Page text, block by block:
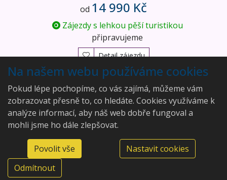
od 14 990 Kč
Zájezdy s lehkou pěší turistikou
připravujeme
Detail zájezdu
©2026 Aleš Rajský
Aleš Rajský
Modenská 292/20, 36007
Karlovy Vary, Doubí
Na našem webu používáme cookies
Pokud lépe pochopíme, co vás zajímá, můžeme vám
zobrazovat přesně to, co hledáte. Cookies využíváme k
analýze informací, aby náš web dobře fungoval a
mohli jsme ho dále zlepšovat.
Povolit vše
Nastavit cookies
Odmítnout